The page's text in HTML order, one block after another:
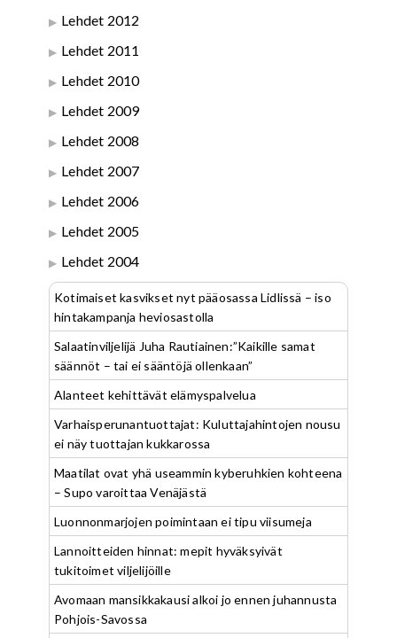
Lehdet 2012
Lehdet 2011
Lehdet 2010
Lehdet 2009
Lehdet 2008
Lehdet 2007
Lehdet 2006
Lehdet 2005
Lehdet 2004
Kotimaiset kasvikset nyt pääosassa Lidlissä – iso
hintakampanja heviosastolla
Salaatinviljelijä Juha Rautiainen:”Kaikille samat
säännöt – tai ei sääntöjä ollenkaan”
Alanteet kehittävät elämyspalvelua
Varhaisperunantuottajat: Kuluttajahintojen nousu
ei näy tuottajan kukkarossa
Maatilat ovat yhä useammin kyberuhkien kohteena
– Supo varoittaa Venäjästä
Luonnonmarjojen poimintaan ei tipu viisumeja
Lannoitteiden hinnat: mepit hyväksyivät
tukitoimet viljelijöille
Avomaan mansikkakausi alkoi jo ennen juhannusta
Pohjois-Savossa